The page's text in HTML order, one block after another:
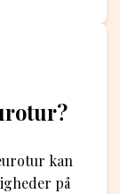
kan
på